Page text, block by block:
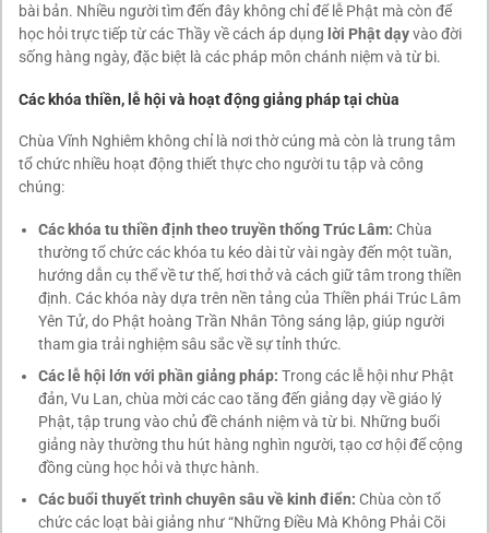
bài bản. Nhiều người tìm đến đây không chỉ để lễ Phật mà còn để
học hỏi trực tiếp từ các Thầy về cách áp dụng lời Phật dạyvào đời
sống hàng ngày, đặc biệt là các pháp môn chánh niệm và từ bi.
Các khóa thiền, lễ hội và hoạt động giảng pháp tại chùa
Chùa Vĩnh Nghiêm không chỉ là nơi thờ cúng mà còn là trung tâm
tổ chức nhiều hoạt động thiết thực cho người tu tập và công
chúng:
Các khóa tu thiền định theo truyền thống Trúc Lâm: Chùa
thường tổ chức các khóa tu kéo dài từ vài ngày đến một tuần,
hướng dẫn cụ thể về tư thế, hơi thở và cách giữ tâm trong thiền
định. Các khóa này dựa trên nền tảng của Thiền phái Trúc Lâm
Yên Tử, do Phật hoàng Trần Nhân Tông sáng lập, giúp người
tham gia trải nghiệm sâu sắc về sự tỉnh thức.
Các lễ hội lớn với phần giảng pháp: Trong các lễ hội như Phật
đản, Vu Lan, chùa mời các cao tăng đến giảng dạy về giáo lý
Phật, tập trung vào chủ đề chánh niệm và từ bi. Những buổi
giảng này thường thu hút hàng nghìn người, tạo cơ hội để cộng
đồng cùng học hỏi và thực hành.
Các buổi thuyết trình chuyên sâu về kinh điển: Chùa còn tổ
chức các loạt bài giảng như “Những Điều Mà Không Phải Cõi